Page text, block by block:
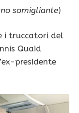
somigliante)
i truccatori del
Quaid
presidente